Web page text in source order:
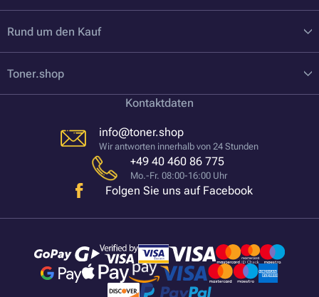
Rund um den Kauf
Toner.shop
Kontaktdaten
info@toner.shop
Wir antworten innerhalb von 24 Stunden
+49 40 460 86 775
Mo.-Fr. 08:00-16:00 Uhr
Folgen Sie uns auf Facebook